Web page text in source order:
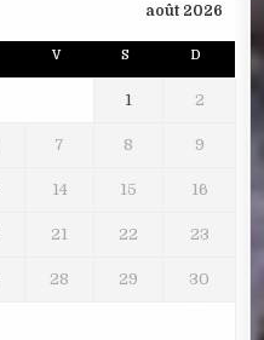
août 2026
V S D
1 2
7 8 9
14 15 16
21 22 23
28 29 30